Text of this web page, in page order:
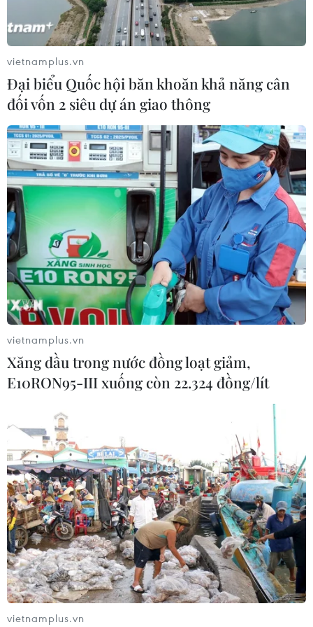
chung Khu kinh tế Vũng Áng đến
năm 2050
05/08/2026 10:07
Nghị quyết 10-NQ/TW: FDI tiếp tục
là điểm sáng trong bức tranh kinh tế
Việt Nam
05/08/2026 09:08
Động lực tăng trưởng mới tiếp tục
dẫn dắt kinh tế Trung Quốc
05/08/2026 07:44
Dòng vốn FDI vào Quảng Ninh
chuyển dịch tích cực về chất lượng
An Giang: Xây dựng cơ chế giao việc
lớn, việc khó cho kinh tế tư nhân
05/08/2026 07:39
Nghị quyết 10-NQ/TW: Kiến tạo hệ
sinh thái đầu tư hấp dẫn doanh
nghiệp FDI
05/08/2026 03:59
Xem thêm
vietnamplus.vn
Đại biểu Quốc hội băn khoăn khả năng cân
đối vốn 2 siêu dự án giao thông
vietnamplus.vn
Xăng dầu trong nước đồng loạt giảm,
E10RON95-III xuống còn 22.324 đồng/lít
vietnamplus.vn